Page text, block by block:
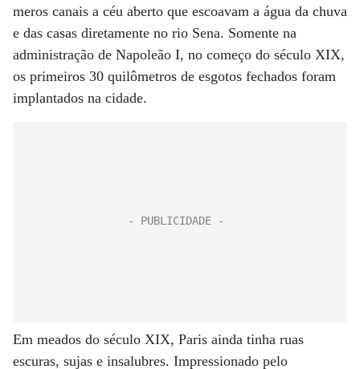
meros canais a céu aberto que escoavam a água da chuva
e das casas diretamente no rio Sena. Somente na
administração de Napoleão I, no começo do século XIX,
os primeiros 30 quilômetros de esgotos fechados foram
implantados na cidade.
Em meados do século XIX, Paris ainda tinha ruas
escuras, sujas e insalubres. Impressionado pelo